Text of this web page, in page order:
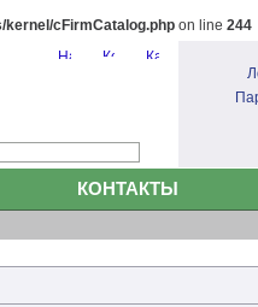
kernel/cFirmCatalog.php on line 244
КОНТАКТЫ